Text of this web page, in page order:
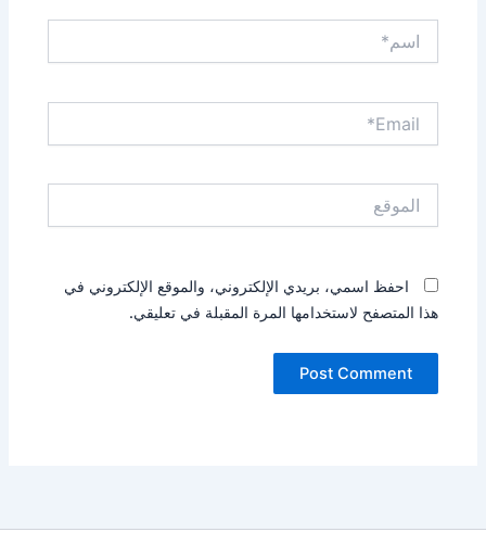
احفظ اسمي، بريدي الإلكتروني، والموقع الإلكتروني في
هذا المتصفح لاستخدامها المرة المقبلة في تعليقي.